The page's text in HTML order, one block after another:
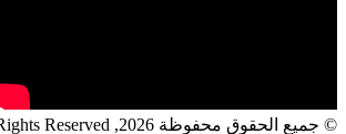
© جميع الحقوق محفوظة 2026, All Rights Reserved